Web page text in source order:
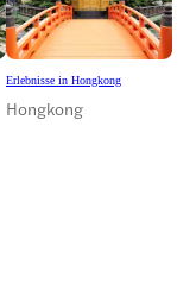
Erlebnisse in Hongkong
Hongkong